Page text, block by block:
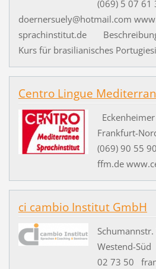
(069) 5 07 61
doernersuely@hotmail.com
sprachinstitut.de
Kurs für brasilianisches
Centro Lingue
Frankfurt-
(069) 90 55
ffm.de
ci cambio Institut GmbH
Westend-
02 73 50